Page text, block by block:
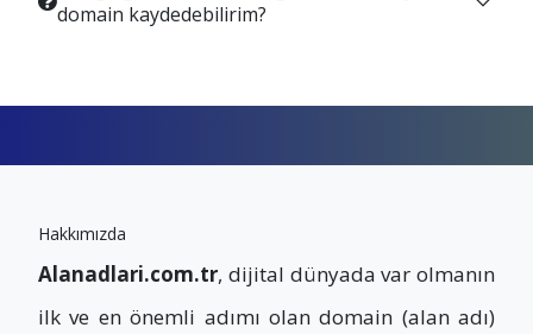
domain kaydedebilirim?
Hakkımızda
Alanadlari.com.tr, dijital dünyada var olmanın
ilk ve en önemli adımı olan domain (alan adı)